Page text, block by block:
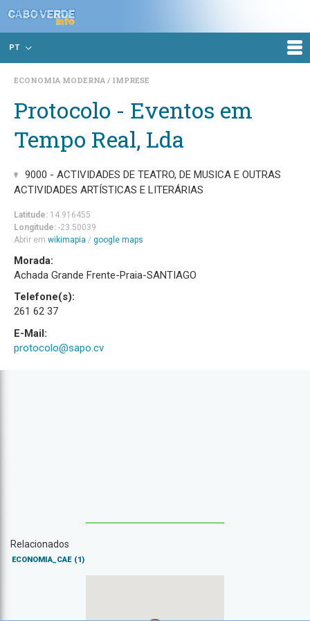
PT
ECONOMIA MODERNA IMPRESE
Protocolo - Eventos em
Tempo Real, Lda
9000 - ACTIVIDADES DE TEATRO, DE MUSICA E OUTRAS
ACTIVIDADES ARTÍSTICAS E LITERÁRIAS
Latitude: 14.916455
Longitude: -23.50039
Abrir em wikimapia / google maps
Morada:
Achada Grande Frente-Praia-SANTIAGO
Telefone(s):
261 62 37
E-Mail:
protocolo@sapo.cv
Relacionados
ECONOMIA_CAE (1)